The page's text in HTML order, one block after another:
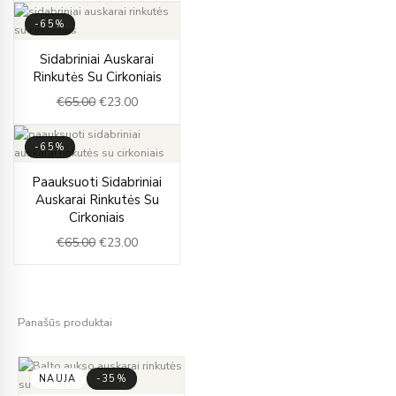
-65%
Sidabriniai Auskarai
Rinkutės Su Cirkoniais
€65.00
price
was:
€65.00.
€23.00
price
is:
€23.00.
-65%
Paauksuoti Sidabriniai
Auskarai Rinkutės Su
Cirkoniais
€65.00
price
was:
€65.00.
€23.00
price
is:
Panašūs produktai
NAUJA -35%